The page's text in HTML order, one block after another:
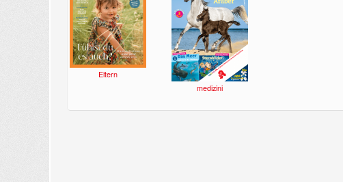
Eltern
medizini